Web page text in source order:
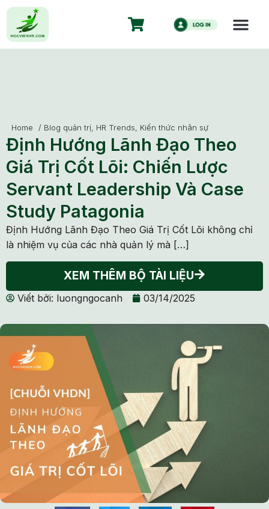
Home / Blog quản trị, HR Trends, Kiến thức nhân sự
Định Hướng Lãnh Đạo Theo
Giá Trị Cốt Lõi: Chiến Lược
Servant Leadership Và Case
Study Patagonia
Định Hướng Lãnh Đạo Theo Giá Trị Cốt Lõi không chỉ
là nhiệm vụ của các nhà quản lý mà […]
XEM THÊM BỘ TÀI LIỆU
Viết bởi: luongngocanh 03/14/2025